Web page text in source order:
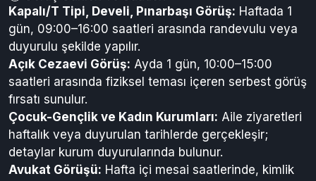
Kapalı/T Tipi, Develi, Pınarbaşı Görüş: Haftada 1
gün, 09:00–16:00 saatleri arasında randevulu veya
duyurulu şekilde yapılır.
Açık Cezaevi Görüş: Ayda 1 gün, 10:00–15:00
saatleri arasında fiziksel teması içeren serbest görüş
fırsatı sunulur.
Çocuk-Gençlik ve Kadın Kurumları: Aile ziyaretleri
haftalık veya duyurulan tarihlerde gerçekleşir;
detaylar kurum duyurularında bulunur.
Avukat Görüşü: Hafta içi mesai saatlerinde, kimlik